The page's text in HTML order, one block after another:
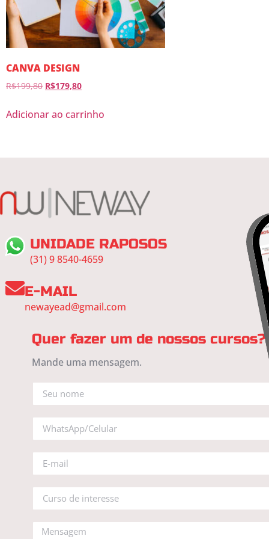
CANVA DESIGN
R$199,80 R$179,80
Adicionar ao carrinho
UNIDADE RAPOSOS
(31) 9 8540-4659
E-MAIL
newayead@gmail.com
Quer fazer um de nossos cursos?
Mande uma mensagem.